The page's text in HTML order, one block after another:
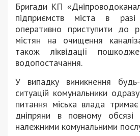
Бригади КП
підприємств міста в
оперативно приступити до
містян на очищення
також ліквідації
водопостачання.
У випадку виникнення
ситуацій комунальники
питання міська влада
дніпряни в повному обсязі
належними комунальними